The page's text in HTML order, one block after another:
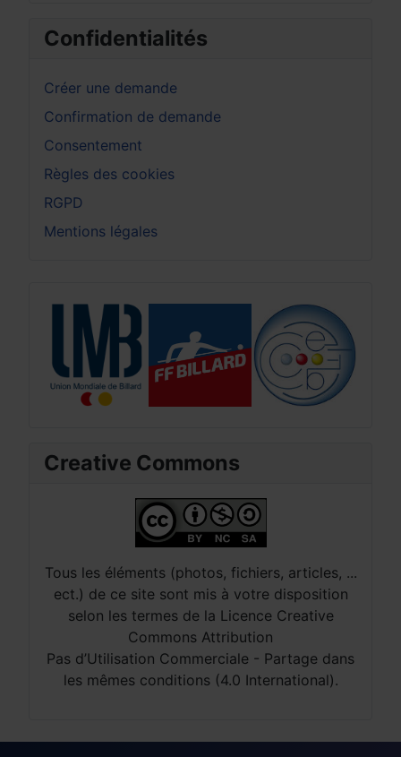
Confidentialités
Créer une demande
Confirmation de demande
Consentement
Règles des cookies
RGPD
Mentions légales
Creative Commons
Tous les éléments (photos, fichiers, articles, ...
ect.) de ce site sont mis à votre disposition
selon les termes de la Licence Creative
Commons Attribution
Pas d’Utilisation Commerciale - Partage dans
les mêmes conditions (4.0 International).